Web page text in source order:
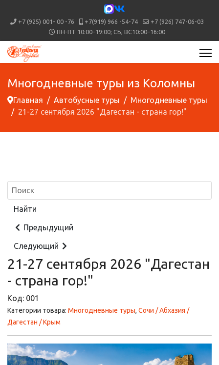
+7 (925) 001- 00 -76 +7(919) 966 -54-74
+7 (926) 747-06-03
ПН-ПТ 10:00–19:00; СБ, ВС10:00–16:00
Многодневные туры из Коломны
Главная Автобусные туры
Многодневные туры
21-27 сентября 2026 "Дагестан - страна гор!"
Предыдущий
Следующий
21-27 сентября 2026 "Дагестан
- страна гор!"
Код: 001
Категории товара: Многодневные туры, Сочи / Абхазия /
Дагестан / Крым